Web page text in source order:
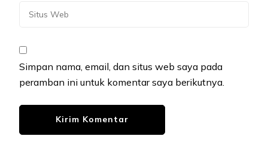
Simpan nama, email, dan situs web saya pada
peramban ini untuk komentar saya berikutnya.